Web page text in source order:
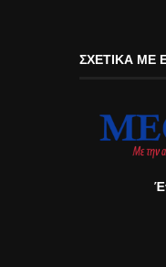
ΣΧΕΤΙΚΆ ΜΕ